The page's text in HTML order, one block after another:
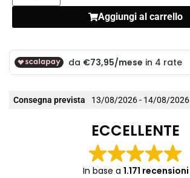
Aggiungi al carrello
Consegna prevista 13/08/2026 - 14/08/2026
ECCELLENTE
In base a 1.171 recensioni